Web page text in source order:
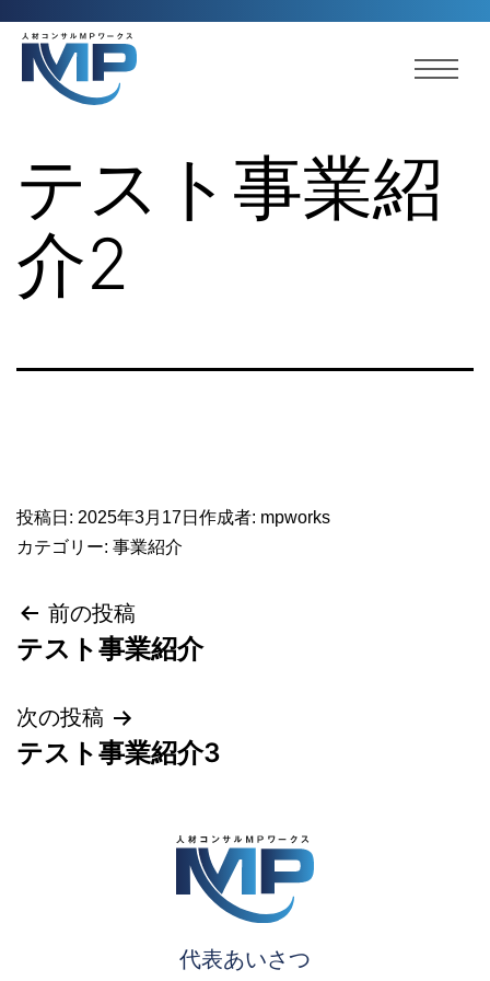
テスト事業紹
介2
投稿日: 2025年3月17日 作成者: mpworks
カテゴリー: 事業紹介
投
稿
ナ
ビ
前の投稿
テスト事業紹介
次の投稿
テスト事業紹介3
代表あいさつ